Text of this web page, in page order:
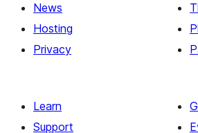
News
Hosting
Privacy
Learn
Support